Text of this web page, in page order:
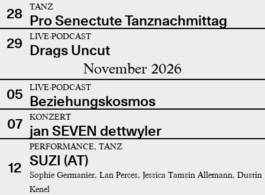
28
TANZ
Pro Senectute Tanznachmittag
29
LIVE-PODCAST
Drags Uncut
November 2026
05 LIVE-PODCAST
Beziehungskosmos
07
KONZERT
jan SEVEN dettwyler
12
PERFORMANCE, TANZ
SUZI (AT)
Sophie Germanier, Lan Perces, Jessica Tamsin Allemann, Dustin
Kenel